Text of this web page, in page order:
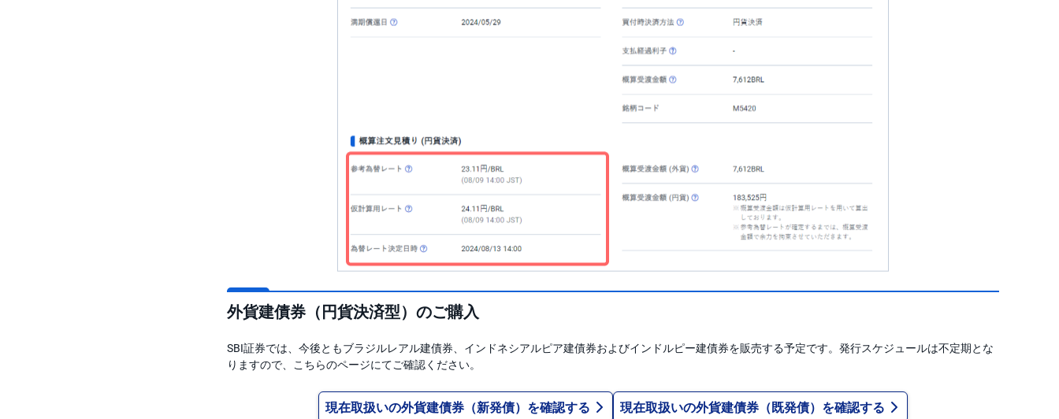
外貨建債券（円貨決済型）のご購入
SBI証券では、今後ともブラジルレアル建債券、インドネシアルピア建債券およびインドルピー建債券を販売する予定です。発行スケジュールは不定期とな
りますので、こちらのページにてご確認ください。
現在取扱いの外貨建債券（新発債）を確認する 現在取扱いの外貨建債券（既発債）を確認する